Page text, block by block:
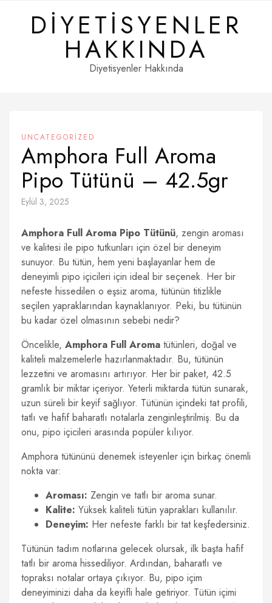
DIYETISYENLER
HAKKINDA
Diyetisyenler Hakkında
UNCATEGORIZED
Amphora Full Aroma
Pipo Tütünü – 42.5gr
Eylül 3, 2025
Amphora Full Aroma Pipo Tütünü, zengin aroması
ve kalitesi ile pipo tutkunları için özel bir deneyim
sunuyor. Bu tütün, hem yeni başlayanlar hem de
deneyimli pipo içicileri için ideal bir seçenek. Her bir
nefeste hissedilen o eşsiz aroma, tütünün titizlikle
seçilen yapraklarından kaynaklanıyor. Peki, bu tütünün
bu kadar özel olmasının sebebi nedir?
Öncelikle, Amphora Full Aroma tütünleri, doğal ve
kaliteli malzemelerle hazırlanmaktadır. Bu, tütünün
lezzetini ve aromasını artırıyor. Her bir paket, 42.5
gramlık bir miktar içeriyor. Yeterli miktarda tütün sunarak,
uzun süreli bir keyif sağlıyor. Tütünün içindeki tat profili,
tatlı ve hafif baharatlı notalarla zenginleştirilmiş. Bu da
onu, pipo içicileri arasında popüler kılıyor.
Amphora tütününü denemek isteyenler için birkaç önemli
nokta var:
Aroması: Zengin ve tatlı bir aroma sunar.
Kalite: Yüksek kaliteli tütün yaprakları kullanılır.
Deneyim: Her nefeste farklı bir tat keşfedersiniz.
Tütünün tadım notlarına gelecek olursak, ilk başta hafif
tatlı bir aroma hissediliyor. Ardından, baharatlı ve
topraksı notalar ortaya çıkıyor. Bu, pipo içim
deneyiminizi daha da keyifli hale getiriyor. Tütün içimi